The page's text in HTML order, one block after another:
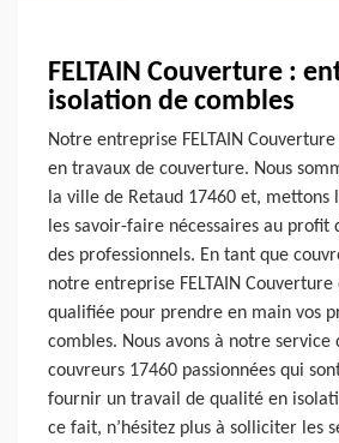
FELTAIN Couverture :
isolation de combles
Notre entreprise FELTAIN
en travaux de couverture. Nous
la ville de Retaud 17460 et, mettons
les savoir-faire nécessaires au profit
des professionnels. En tant que
notre entreprise FELTAIN
qualifiée pour prendre en main vos
combles. Nous avons à notre service
couvreurs 17460 passionnées qui
fournir un travail de qualité en
ce fait, n’hésitez plus à solliciter les